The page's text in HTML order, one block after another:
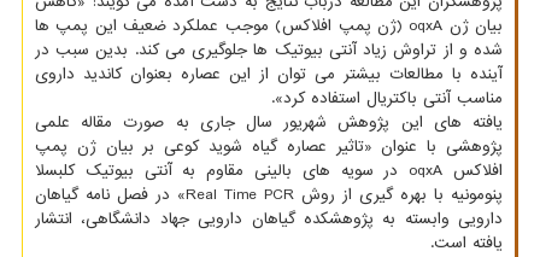
بیان ژن oqxA (ژن پمپ افلاکس) موجب عملکرد ضعیف این پمپ ها
شده و از تراوش زیاد آنتی بیوتیک ها جلوگیری می کند. بدین سبب در
آینده با مطالعات بیشتر می توان از این عصاره بعنوان کاندید داروی
مناسب آنتی باکتریال استفاده کرد».
یافته های این پژوهش شهریور سال جاری به صورت مقاله علمی
پژوهشی با عنوان «تاثیر عصاره گیاه شوید کوعی بر بیان ژن پمپ
افلاکس oqxA در سویه های بالینی مقاوم به آنتی بیوتیک کلبسلا
پنومونیه با بهره گیری از روش Real Time PCR» در فصل نامه گیاهان
دارویی وابسته به پژوهشکده گیاهان دارویی جهاد دانشگاهی، انتشار
یافته است.